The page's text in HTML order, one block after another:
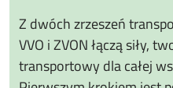
Z dwóch zrzeszeń
VVO i ZVON łączą siły,
transportowy dla całej